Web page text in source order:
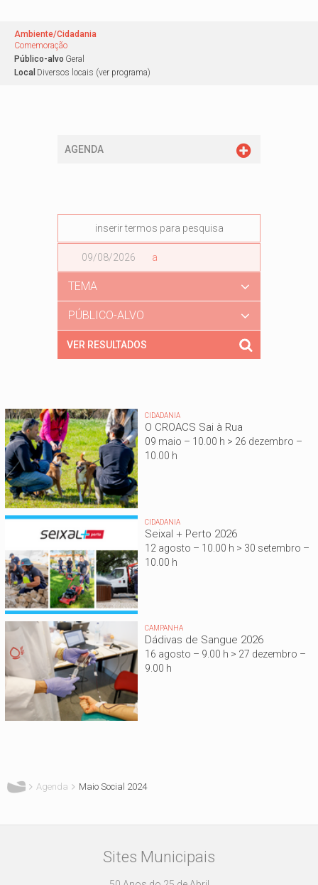
Ambiente/Cidadania
Comemoração
Público-alvo Geral
Local Diversos locais (ver programa)
AGENDA
a
Data
TEMA
PÚBLICO-ALVO
CIDADANIA
O CROACS Sai à Rua
09 maio – 10.00 h > 26 dezembro –
10.00 h
CIDADANIA
Seixal + Perto 2026
12 agosto – 10.00 h > 30 setembro –
10.00 h
CAMPANHA
Dádivas de Sangue 2026
16 agosto – 9.00 h > 27 dezembro –
9.00 h
Agenda Maio Social 2024
Sites Municipais